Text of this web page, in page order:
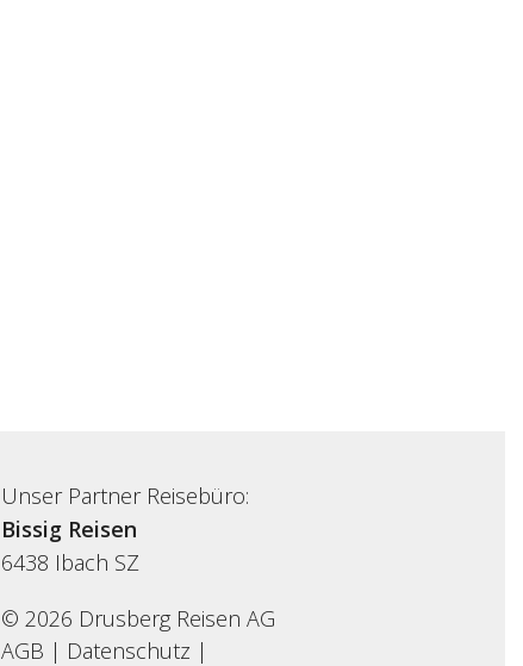
Unser Partner Reisebüro:
Bissig Reisen
6438 Ibach SZ
© 2026 Drusberg Reisen AG
AGB | Datenschutz |